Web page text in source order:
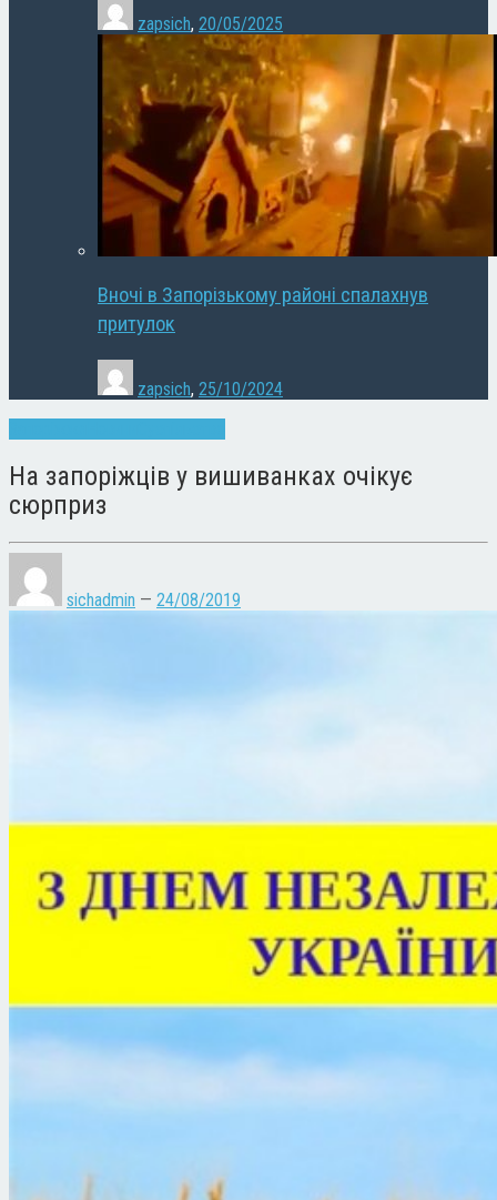
zapsich, 20/05/2025
Вночі в Запорізькому районі спалахнув
притулок
zapsich, 25/10/2024
На запоріжців у вишиванках очікує
сюрприз
sichadmin — 24/08/2019